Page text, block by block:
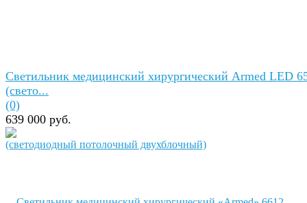
Светильник медицинский хирургический Armed LED
(свето...
(0)
639 000 руб.